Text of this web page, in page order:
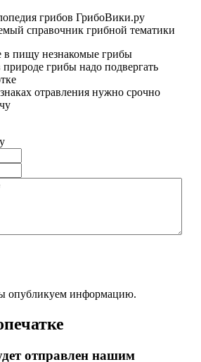
грибов ГрибоВики.ру
справочник грибной тематики
в пищу незнакомые грибы
грибы надо подвергать
отравления нужно срочно
опубликуем информацию.
отправлен нашим